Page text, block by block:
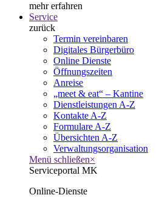
mehr erfahren
Service
zurück
Termin vereinbaren
Digitales Bürgerbüro
Online Dienste
Öffnungszeiten
Anreise
„meet & eat“ – Kantine
Dienstleistungen A-Z
Kontakte A-Z
Formulare A-Z
Übersichten A-Z
Verwaltungsorganisation
Menü schließen×
Serviceportal MK
Online-Dienste